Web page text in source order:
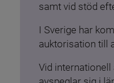
samt vid stöd
I Sverige har
auktorisation till
Vid